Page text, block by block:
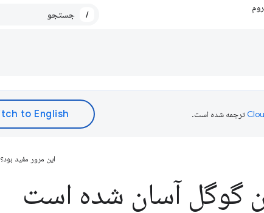
/
ترجمه شده است.
این مرور مفید بود؟
گوگل آسان شده است